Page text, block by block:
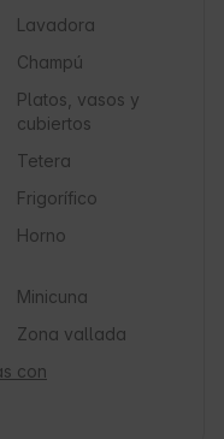
Lavadora
Champú
Platos, vasos y
cubiertos
Tetera
Frigorífico
Horno
Minicuna
Zona vallada
con